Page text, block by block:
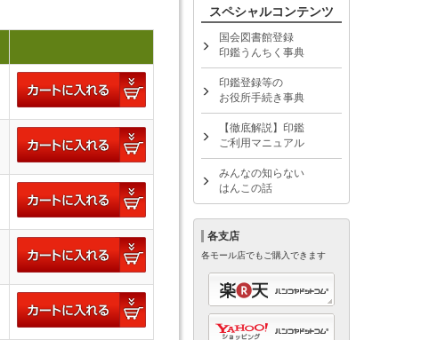
スペシャルコンテンツ
国会図書館登録
印鑑うんちく事典
印鑑登録等の
お役所手続き事典
【徹底解説】印鑑
ご利用マニュアル
みんなの知らない
はんこの話
各支店
各モール店でもご購入できます